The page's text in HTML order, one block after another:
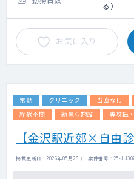
る）
お気に入り
常勤 クリニック 当直なし
経験不問
綺麗な施設 専攻医
【金沢駅近郊×自由診
掲載更新日 : 2026年05月28日 案件番号 : 25-